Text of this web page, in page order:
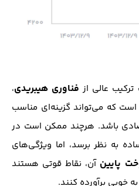
عالی از فناوری هیبریدی،
که می‌تواند گزینه‌ای مناسب
باشد. هرچند ممکن است در
به نظر برسد، اما ویژگی‌های
پایین آن، نقاط قوتی هستند
خوبی برآورده کنند.